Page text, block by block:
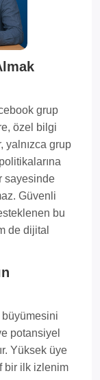
grup
özel bilgi
yalnızca grup
sayesinde
Güvenli
bu
de dijital
büyümesini
potansiyel
Yüksek üye
bir ilk izlenim